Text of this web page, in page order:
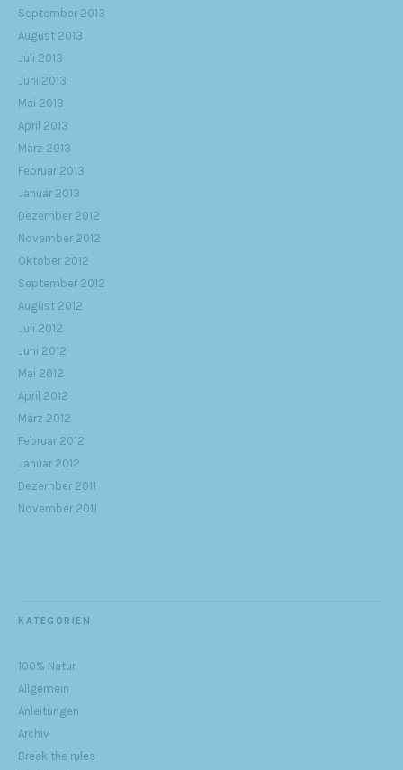
September 2013
August 2013
Juli 2013
Juni 2013
Mai 2013
April 2013
März 2013
Februar 2013
Januar 2013
Dezember 2012
November 2012
Oktober 2012
September 2012
August 2012
Juli 2012
Juni 2012
Mai 2012
April 2012
März 2012
Februar 2012
Januar 2012
Dezember 2011
November 2011
KATEGORIEN
100% Natur
Allgemein
Anleitungen
Archiv
Break the rules